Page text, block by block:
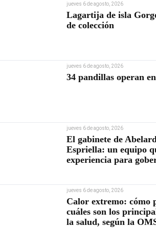
jueves 6 de agosto, 2026
Lagartija de isla
de colección
jueves 6 de agosto, 2026
34 pandillas operan
jueves 6 de agosto, 2026
El gabinete de
Espriella: un equipo
experiencia para
jueves 6 de agosto, 2026
Calor extremo: cómo
cuáles son los
la salud, según la